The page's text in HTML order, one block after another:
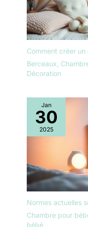
Comment créer
Berceaux
Décoration
Jan
30
2025
Normes actuelles
Chambre pour
bébé